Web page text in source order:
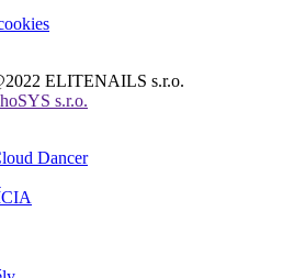
ELITENAILS s.r.o.
s.r.o.
Dancer